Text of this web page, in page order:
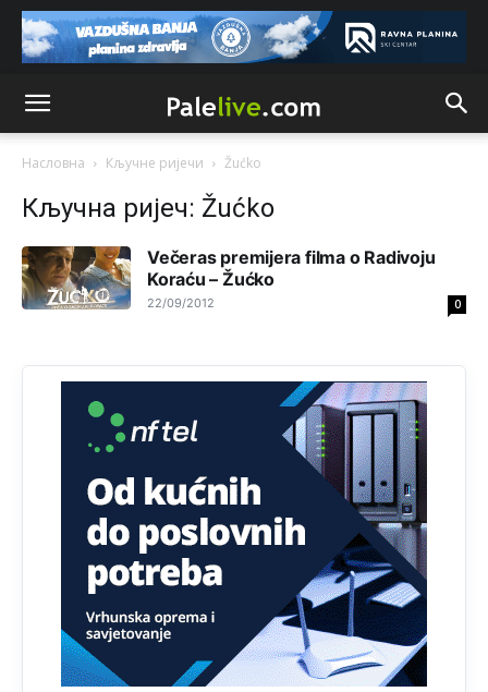
Насловна Кључне ријечи Žućko
Кључна ријеч: Žućko
Večeras premijera filma o Radivoju
Koraću – Žućko
22/09/2012 0
Анонимно2806721 јуче
11:21
arapa po Palama i Jahorini,ostavljaju vam pare a vi se
smeškate .Da ne bi možda da vam šalju poštom a da ne
dolaze? Kurko
БиХ није гласала да је тзв.Косово држава. Лупаш ко к у
Анонимно2807895 јуче 12:16
Dobro zboris 791,ovaj721 dok nije bilo interneta,samo
Анонимно2807895 јуче 12:18
Drzi pod kontrolom tri stvari jezik,karakter i
ponasanje...Uzivotu brani tri stvari:cast,prijatelja i
slabije.Iz zivota iskljuci tri stvari uvredu,neznanje i
dok si ziv gaji tri stvari dobrotu,pamet i
prijateljstvo!!
Анонимно2806721 јуче 12:39
791 BiH nije priznala Kosovo kao nezavisnu državu jer
genocidna tvorevina pravi smetnju a recimo Srbija je
davnopriznala.Nasvakom proizvodu iz Srbije stoji -
uvoznik za Kosovo
Анонимно2806721 јуче 12:45